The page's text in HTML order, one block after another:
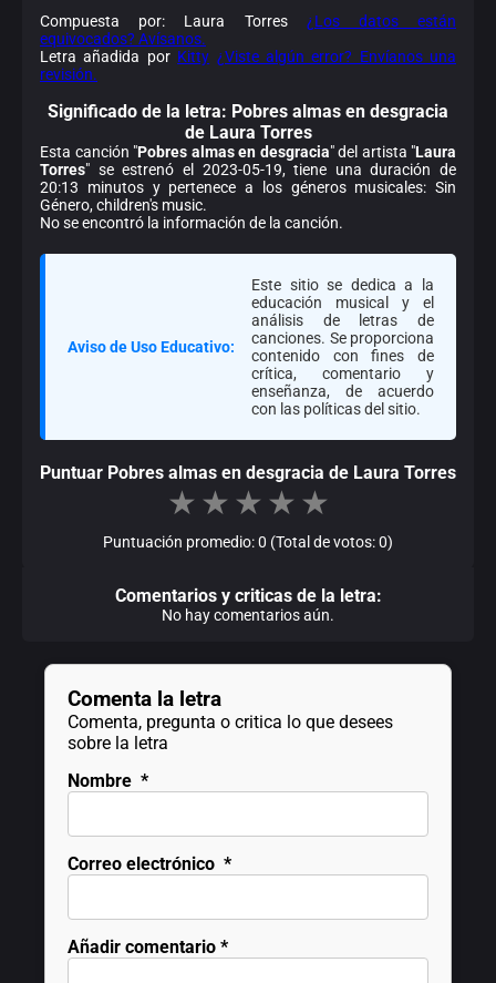
Compuesta por: Laura Torres ¿Los datos están
equivocados? Avísanos.
Letra añadida por Kitty ¿Viste algún error? Envíanos una
revisión.
Significado de la letra: Pobres almas en desgracia
de Laura Torres
Esta canción "Pobres almas en desgracia" del artista "Laura
Torres" se estrenó el 2023-05-19, tiene una duración de
20:13 minutos y pertenece a los géneros musicales: Sin
Género, children's music.
No se encontró la información de la canción.
Aviso de Uso Educativo:
Este sitio se dedica a la
educación musical y el
análisis de letras de
canciones. Se proporciona
contenido con fines de
crítica, comentario y
enseñanza, de acuerdo
con las políticas del sitio.
Puntuar Pobres almas en desgracia de Laura Torres
★ ★ ★ ★ ★
Puntuación promedio: 0 (Total de votos: 0)
Comentarios y criticas de la letra:
No hay comentarios aún.
Comenta la letra
Comenta, pregunta o critica lo que desees
sobre la letra
Nombre *
Correo electrónico *
Añadir comentario *